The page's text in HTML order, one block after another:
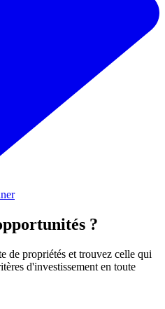
?
de propriétés et trouvez celle qui
d'investissement en toute